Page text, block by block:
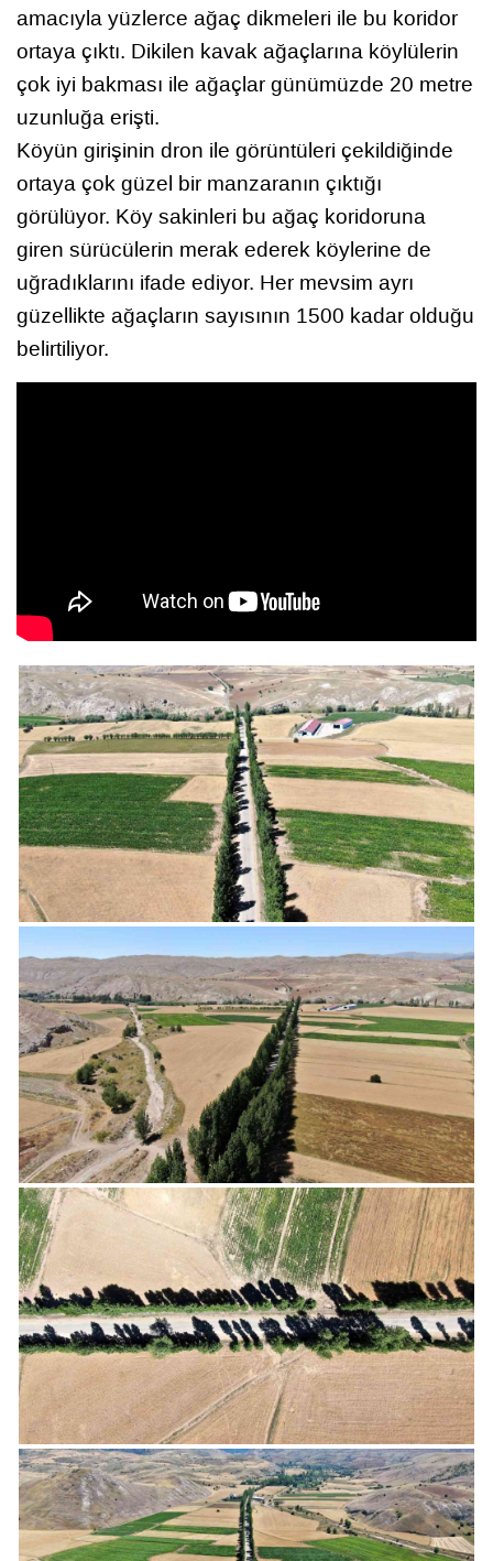
amacıyla yüzlerce ağaç dikmeleri ile bu koridor
ortaya çıktı. Dikilen kavak ağaçlarına köylülerin
çok iyi bakması ile ağaçlar günümüzde 20 metre
uzunluğa erişti.
Köyün girişinin dron ile görüntüleri çekildiğinde
ortaya çok güzel bir manzaranın çıktığı
görülüyor. Köy sakinleri bu ağaç koridoruna
giren sürücülerin merak ederek köylerine de
uğradıklarını ifade ediyor. Her mevsim ayrı
güzellikte ağaçların sayısının 1500 kadar olduğu
belirtiliyor.